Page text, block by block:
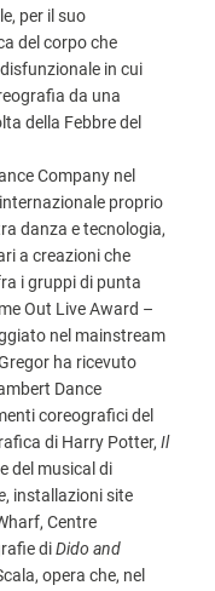
per il suo
del corpo che
in cui
da una
della Febbre del
Company nel
proprio
danza e tecnologia,
a creazioni che
i gruppi di punta
Out Live Award –
nel mainstream
ha ricevuto
Dance
coreografici del
di Harry Potter, Il
del musical di
, installazioni site
Centre
diDido and
opera che, nel